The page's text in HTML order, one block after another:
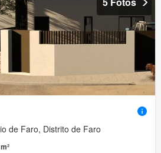
de Faro, Distrito de Faro